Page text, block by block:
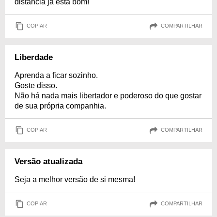
COPIAR COMPARTILHAR
Liberdade
Aprenda a ficar sozinho.
Goste disso.
Não há nada mais libertador e poderoso do que gostar
de sua própria companhia.
COPIAR COMPARTILHAR
Versão atualizada
Seja a melhor versão de si mesma!
COPIAR COMPARTILHAR